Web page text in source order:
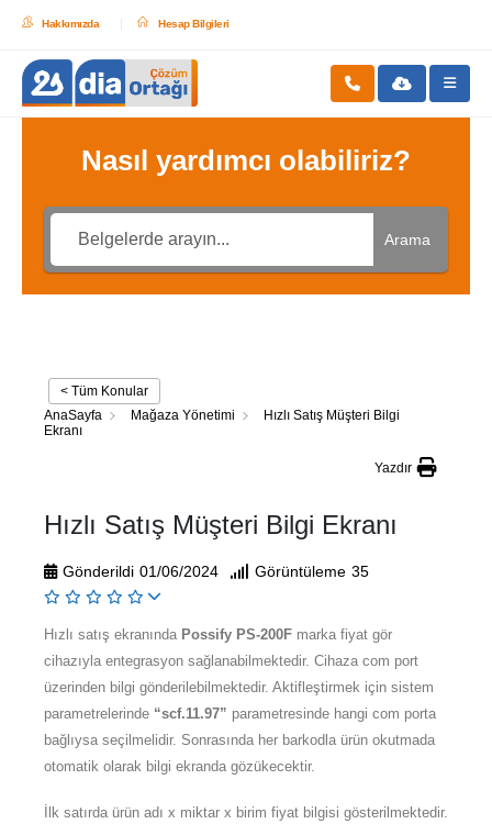
Hakkımızda Hesap Bilgileri
Nasıl yardımcı olabiliriz?
Arama
< Tüm Konular
AnaSayfa
Mağaza Yönetimi
Hızlı Satış Müşteri Bilgi
Ekranı
Yazdır
Hızlı Satış Müşteri Bilgi Ekranı
Gönderildi 01/06/2024 Görüntüleme 35
Hızlı satış ekranında Possify PS-200F marka fiyat gör
cihazıyla entegrasyon sağlanabilmektedir. Cihaza com port
üzerinden bilgi gönderilebilmektedir. Aktifleştirmek için sistem
parametrelerinde “scf.11.97” parametresinde hangi com porta
bağlıysa seçilmelidir. Sonrasında her barkodla ürün okutmada
otomatik olarak bilgi ekranda gözükecektir.
İlk satırda ürün adı x miktar x birim fiyat bilgisi gösterilmektedir.